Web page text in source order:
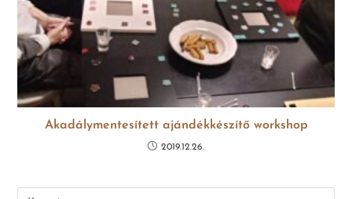
Akadálymentesített ajándékkészítő workshop
2019.12.26.